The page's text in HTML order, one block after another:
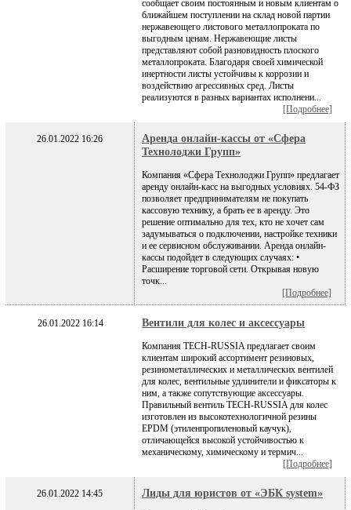
сообщает своим постоянным и новым клиентам о
ближайшем поступлении на склад новой партии
нержавеющего листового металлопроката по
выгодным ценам. Нержавеющие листы
представляют собой разновидность плоского
металлопроката. Благодаря своей химической
инертности листы устойчивы к коррозии и
воздействию агрессивных сред. Листы
реализуются в разных вариантах исполнени...
[Подробнее]
26.01.2022 16:26
Аренда онлайн-кассы от «Сфера
Технолоджи Групп»
Компания «Сфера Технолоджи Групп» предлагает
аренду онлайн-касс на выгодных условиях. 54-ФЗ
позволяет предпринимателям не покупать
кассовую технику, а брать ее в аренду. Это
решение оптимально для тех, кто не хочет сам
задумываться о подключении, настройке техники
и ее сервисном обслуживании. Аренда онлайн-
кассы подойдет в следующих случаях: •
Расширение торговой сети. Открывая новую
точк...
[Подробнее]
26.01.2022 16:14 Вентили для колес и аксессуары
Компания TECH-RUSSIA предлагает своим
клиентам широкий ассортимент резиновых,
резинометаллических и металлических вентилей
для колес, вентильные удлинители и фиксаторы к
ним, а также сопутствующие аксессуары.
Правильный вентиль TECH-RUSSIA для колес
изготовлен из высокотехнологичной резины
EPDM (этиленпропиленовый каучук),
отличающейся высокой устойчивостью к
механическому, химическому и термич...
[Подробнее]
26.01.2022 14:45 Лиды для юристов от «ЭБК system»